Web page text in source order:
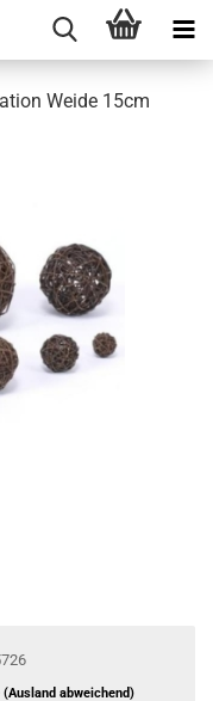
Weide 15cm
(Ausland abweichend)